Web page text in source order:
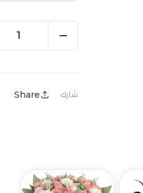
1
شارك Share